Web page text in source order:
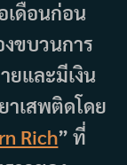
เดือนก่อน
งขบวนการ
ยและมีเงิน
เสพติดโดย
Rich” ที่